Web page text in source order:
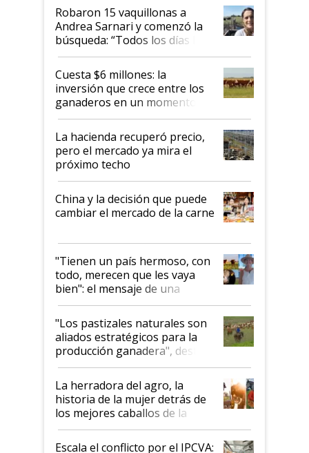
Robaron 15 vaquillonas a
Andrea Sarnari y comenzó la
búsqueda: “Todos los días le
toca a algún productor”
Cuesta $6 millones: la
inversión que crece entre los
ganaderos en un momento
histórico para la actividad
La hacienda recuperó precio,
pero el mercado ya mira el
próximo techo
China y la decisión que puede
cambiar el mercado de la carne
"Tienen un país hermoso, con
todo, merecen que les vaya
bien": el mensaje de una
ganadera uruguaya sobre las
oportunidades que se abren
para el agro en Argentina, con
foco en la carne
"Los pastizales naturales son
aliados estratégicos para la
producción ganadera", destaca
la iniciativa que ya reúne a 46
establecimientos en Argentina
La herradora del agro, la
historia de la mujer detrás de
los mejores caballos de la
Argentina y los mitos que
todavía hacen sufrir a estos
Escala el conflicto por el IPCVA: